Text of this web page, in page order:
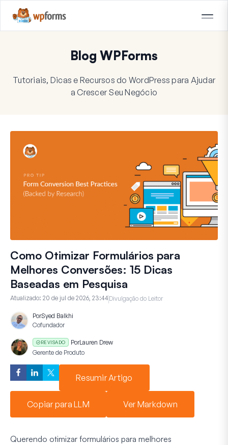
Blog WPForms
Tutoriais, Dicas e Recursos do WordPress para Ajudar
a Crescer Seu Negócio
Como Otimizar Formulários para
Melhores Conversões: 15 Dicas
Baseadas em Pesquisa
Atualizado: 20 de jul de 2026, 23:44 Divulgação do Leitor
PorSyed Balkhi
Cofundador
REVISADO PorLauren Drew
Gerente de Produto
Resumir Artigo
Copiar para LLM Ver Markdown
Querendo otimizar formulários para melhores